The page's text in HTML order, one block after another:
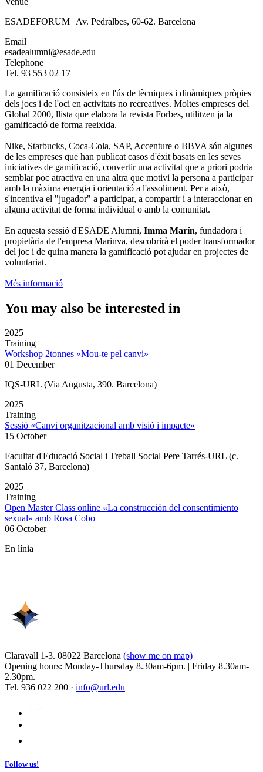
ESADEFORUM | Av. Pedralbes, 60-62. Barcelona
Email
esadealumni@esade.edu
Telephone
Tel. 93 553 02 17
La gamificació consisteix en l'ús de tècniques i dinàmiques pròpies
dels jocs i de l'oci en activitats no recreatives. Moltes empreses del
Global 2000, llista que elabora la revista Forbes, utilitzen ja la
gamificació de forma reeixida.
Nike, Starbucks, Coca-Cola, SAP, Accenture o BBVA són algunes
de les empreses que han publicat casos d'èxit basats en les seves
iniciatives de gamificació, convertir una activitat que a priori podria
semblar poc atractiva en una altra que motivi la persona a participar
amb la màxima energia i orientació a l'assoliment. Per a això,
s'incentiva el "jugador" a participar, a compartir i a interaccionar en
alguna activitat de forma individual o amb la comunitat.
En aquesta sessió d'ESADE Alumni, Imma Marín, fundadora i
propietària de l'empresa Marinva, descobrirà el poder transformador
del joc i de quina manera la gamificació pot ajudar en projectes de
voluntariat.
Més informació
You may also be interested in
2025
Training
Workshop 2tonnes «Mou-te pel canvi»
01 December
IQS-URL (Via Augusta, 390. Barcelona)
2025
Training
Sessió «Canvi organitzacional amb visió i impacte»
15 October
Facultat d'Educació Social i Treball Social Pere Tarrés-URL (c.
Santaló 37, Barcelona)
2025
Training
Open Master Class online «La construcción del consentimiento
sexual» amb Rosa Cobo
06 October
En línia
Claravall 1-3. 08022 Barcelona (show me on map)
Opening hours: Monday-Thursday 8.30am-6pm. | Friday 8.30am-
2.30pm.
Tel. 936 022 200 · info@url.edu
Follow us!